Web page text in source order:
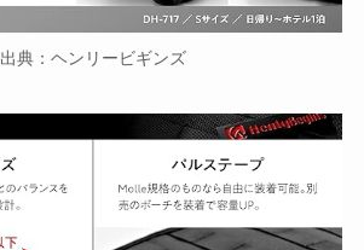
出典：ヘンリービギンズ